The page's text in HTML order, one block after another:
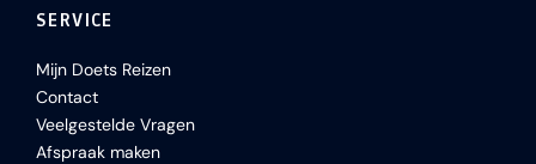
SERVICE
Mijn Doets Reizen
Contact
Veelgestelde Vragen
Afspraak maken